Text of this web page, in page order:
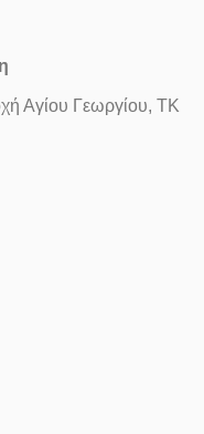
Αγίου Γεωργίου, ΤΚ